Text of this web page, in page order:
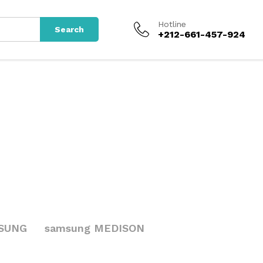
Search
Hotline
+212-661-457-924
samsung MEDISON